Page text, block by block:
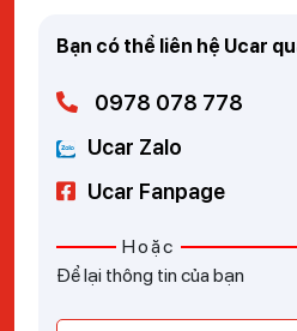
Bạn có thể liên hệ Ucar
0978 078 778
Ucar Zalo
Ucar Fanpage
Hoặc
Để lại thông tin của bạn